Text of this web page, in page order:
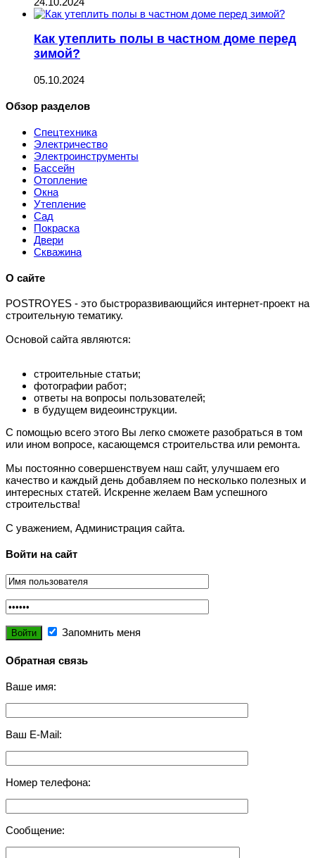
Как утеплить полы в частном доме перед
зимой?
05.10.2024
Обзор разделов
Спецтехника
Электричество
Электроинструменты
Бассейн
Отопление
Окна
Утепление
Сад
Покраска
Двери
Скважина
О сайте
POSTROYES - это быстроразвивающийся интернет-проект на
строительную тематику.
Основой сайта являются:
строительные статьи;
фотографии работ;
ответы на вопросы пользователей;
в будущем видеоинструкции.
С помощью всего этого Вы легко сможете разобраться в том
или ином вопросе, касающемся строительства или ремонта.
Мы постоянно совершенствуем наш сайт, улучшаем его
качество и каждый день добавляем по несколько полезных и
интересных статей. Искренне желаем Вам успешного
строительства!
С уважением, Администрация сайта.
Войти на сайт
Запомнить меня
Обратная связь
Ваше имя:
Ваш E-Mail:
Номер телефона:
Сообщение: